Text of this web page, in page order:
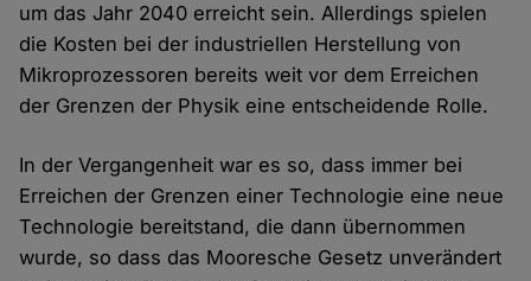
um das Jahr 2040 erreicht sein. Allerdings spielen
die Kosten bei der industriellen Herstellung von
Mikroprozessoren bereits weit vor dem Erreichen
der Grenzen der Physik eine entscheidende Rolle.
In der Vergangenheit war es so, dass immer bei
Erreichen der Grenzen einer Technologie eine neue
Technologie bereitstand, die dann übernommen
wurde, so dass das Mooresche Gesetz unverändert